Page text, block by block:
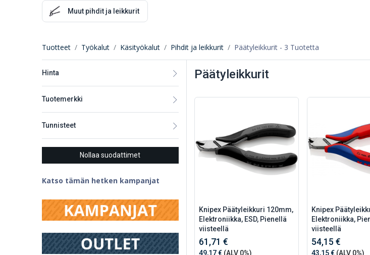
Muut pihdit ja leikkurit
Tuotteet Työkalut Käsityökalut Pihdit ja leikkurit Päätyleikkurit- 3 Tuotetta
Hinta
Tuotemerkki
Tunnisteet
Nollaa suodattimet
Katso tämän hetken kampanjat
Päätyleikkurit
Knipex Päätyleikkuri 120mm,
Elektroniikka, ESD, Pienellä
viisteellä
61,71 €
49,17 €(ALV 0%)
Knipex
Elektroniikka,
viisteellä
54,15 €
43,15 €(ALV 0%)